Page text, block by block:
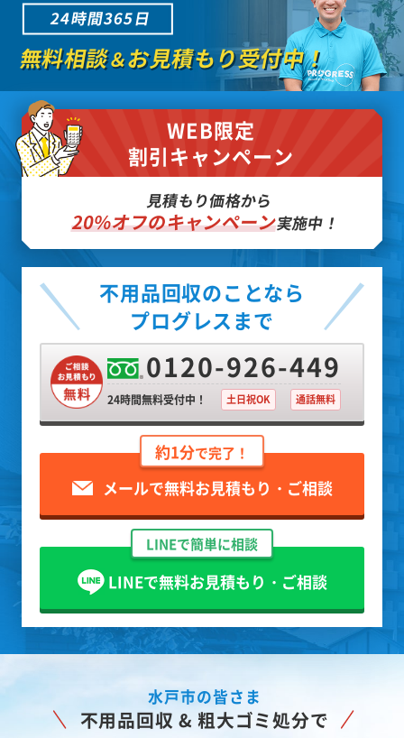
24時間365日
無料相談＆お見積もり受付中！
WEB限定
割引キャンペーン
見積もり価格から
20%オフのキャンペーン実施中！
不用品回収のことなら
プログレスまで
0120-926-449
24時間無料受付中！ 土日祝OK 通話無料
約1分で完了！
メールで無料お見積もり・ご相談
LINEで簡単に相談
LINEで無料お見積もり・ご相談
水戸市の皆さま
不用品回収 & 粗大ゴミ処分で